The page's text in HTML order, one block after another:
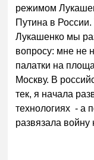
режимом
Путина в
Лукашенко мы
вопросу: мне не
палатки на
Москву. В
тек, я начала
технологиях - а
развязала войну